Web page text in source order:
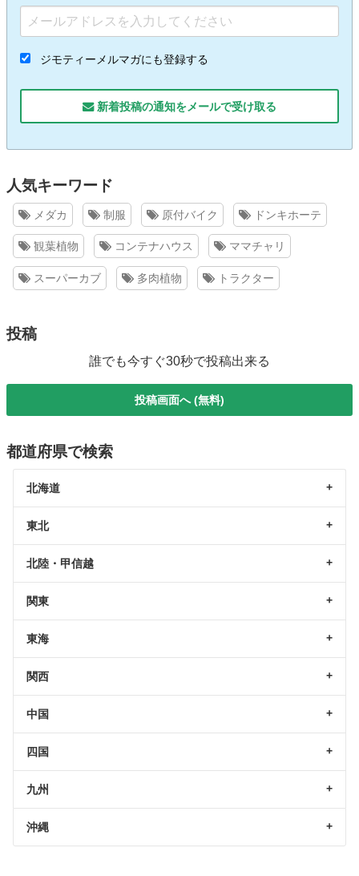
ジモティーメルマガにも登録する
新着投稿の通知をメールで受け取る
人気キーワード
メダカ 制服 原付バイク ドンキホーテ
観葉植物 コンテナハウス ママチャリ
スーパーカブ 多肉植物 トラクター
投稿
誰でも今すぐ30秒で投稿出来る
投稿画面へ (無料)
都道府県で検索
北海道
東北
北陸・甲信越
関東
東海
関西
中国
四国
九州
沖縄